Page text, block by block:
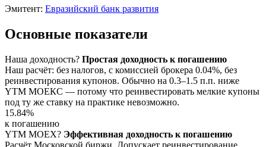
Эмитент: Евразийский банк развития
Основные показатели
Наша доходность? Простая доходность к погашению
Наш расчёт: без налогов, с комиссией брокера 0.04%, без
реинвестирования купонов. Обычно на 0.3–1.5 п.п. ниже
YTM МОЕКС — потому что реинвестировать мелкие купоны
под ту же ставку на практике невозможно.
15.84%
к погашению
YTM MOEX? Эффективная доходность к погашению
Расчёт Московской биржи. Допускает реинвестирование